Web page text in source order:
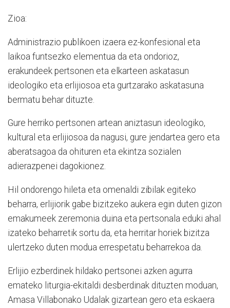
Zioa:
Administrazio publikoen izaera ez-konfesional eta
laikoa funtsezko elementua da eta ondorioz,
erakundeek pertsonen eta elkarteen askatasun
ideologiko eta erlijiosoa eta gurtzarako askatasuna
bermatu behar dituzte.
Gure herriko pertsonen artean aniztasun ideologiko,
kultural eta erlijiosoa da nagusi, gure jendartea gero eta
aberatsagoa da ohituren eta ekintza sozialen
adierazpenei dagokionez.
Hil ondorengo hileta eta omenaldi zibilak egiteko
beharra, erlijiorik gabe bizitzeko aukera egin duten gizon
emakumeek zeremonia duina eta pertsonala eduki ahal
izateko beharretik sortu da, eta herritar horiek bizitza
ulertzeko duten modua errespetatu beharrekoa da.
Erlijio ezberdinek hildako pertsonei azken agurra
emateko liturgia-ekitaldi desberdinak dituzten moduan,
Amasa Villabonako Udalak gizartean gero eta eskaera